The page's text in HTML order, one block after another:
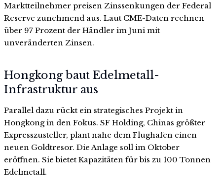
Marktteilnehmer preisen Zinssenkungen der Federal
Reserve zunehmend aus. Laut CME-Daten rechnen
über 97 Prozent der Händler im Juni mit
unveränderten Zinsen.
Hongkong baut Edelmetall-
Infrastruktur aus
Parallel dazu rückt ein strategisches Projekt in
Hongkong in den Fokus. SF Holding, Chinas größter
Expresszusteller, plant nahe dem Flughafen einen
neuen Goldtresor. Die Anlage soll im Oktober
eröffnen. Sie bietet Kapazitäten für bis zu 100 Tonnen
Edelmetall.